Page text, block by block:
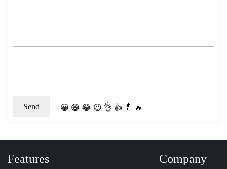
😀 😁 😂 😉 👌 👍 🔝 🔥
Features Company